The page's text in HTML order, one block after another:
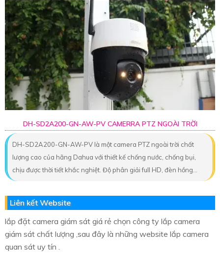
DH-SD2A200-GN-AW-PV CAMERRA PTZ NGOÀI TRỜI
DH-SD2A200-GN-AW-PV là một camera PTZ ngoài trời chất
lượng cao của hãng Dahua với thiết kế chống nước, chống bụi,
chịu được thời tiết khắc nghiệt. Độ phân giải full HD, đèn hồng...
Liên kết Website
lắp đặt camera giám sát giá rẻ chọn công ty lắp camera
giám sát chất lượng ,sau đây là những website lắp camera
quan sát uy tín .